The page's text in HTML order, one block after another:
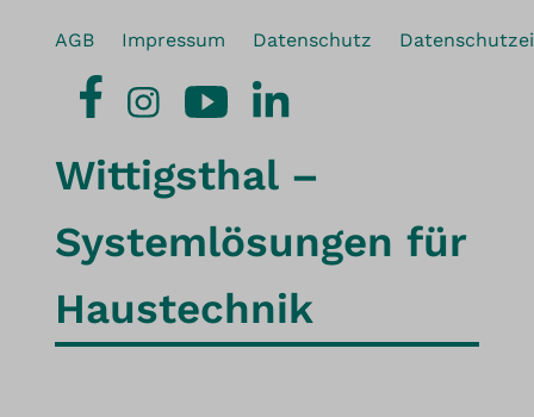
AGB Impressum Datenschutz
Wittigsthal –
Systemlösungen für
Haustechnik